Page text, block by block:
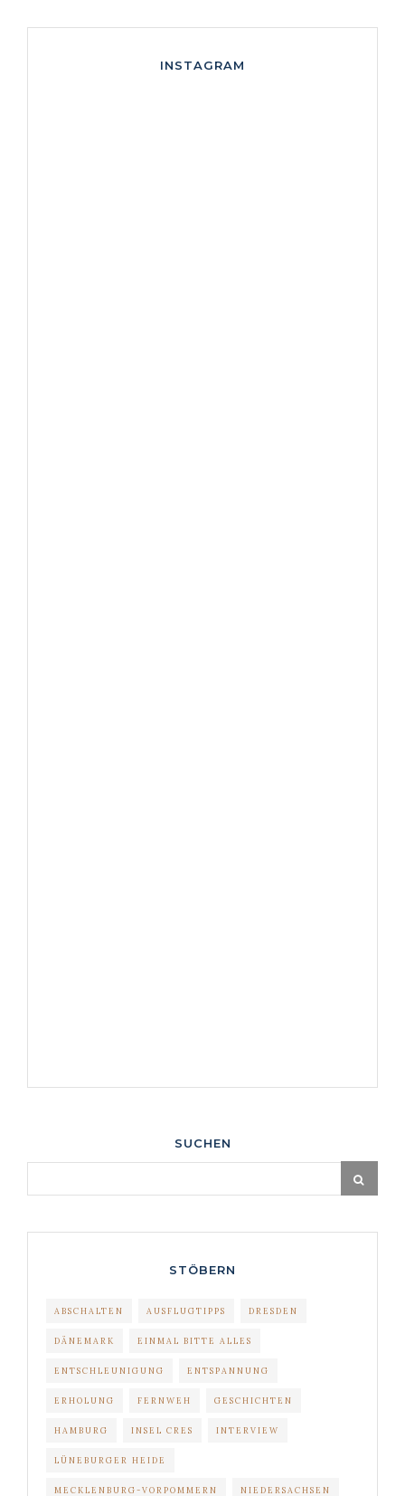
INSTAGRAM
SUCHEN
STÖBERN
ABSCHALTEN AUSFLUGTIPPS DRESDEN
DÄNEMARK EINMAL BITTE ALLES
ENTSCHLEUNIGUNG ENTSPANNUNG
ERHOLUNG FERNWEH GESCHICHTEN
HAMBURG INSEL CRES INTERVIEW
LÜNEBURGER HEIDE
MECKLENBURG-VORPOMMERN NIEDERSACHSEN